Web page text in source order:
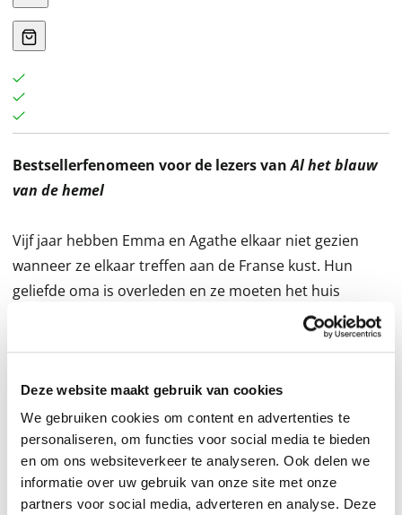
Deze website maakt gebruik van cookies
We gebruiken cookies om content en advertenties te
personaliseren, om functies voor social media te bieden
en om ons websiteverkeer te analyseren. Ook delen we
informatie over uw gebruik van onze site met onze
partners voor social media, adverteren en analyse. Deze
Bestsellerfenomeen voor de lezers vanAl het blauw
van de hemel
Vijf jaar hebben Emma en Agathe elkaar niet gezien
wanneer ze elkaar treffen aan de Franse kust. Hun
geliefde oma is overleden en ze moeten het huis
leeghalen. Terwijl ze proberen de afstand tot elkaar te
overbruggen tijdens zwemsessies en nachtelijk
van vroeger.
Met een moeder die vaak niet beschikbaar was
vanwege een alcoholprobleem, was het voor Emma
vanzelfsprekend om de verantwoordelijke oudere zus